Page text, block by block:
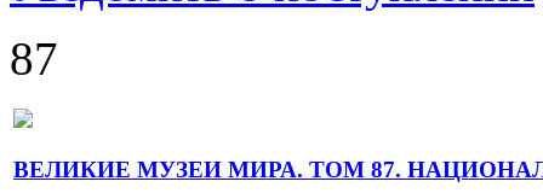
87
ВЕЛИКИЕ МУЗЕИ МИРА. ТОМ 87.